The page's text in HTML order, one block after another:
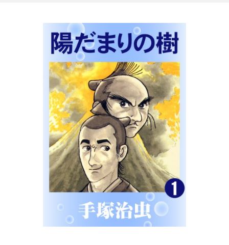
フィールドレビュー やってみた